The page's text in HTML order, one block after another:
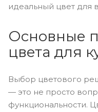
идеальный цвет для
Основные
цвета для
Выбор цветового
— это не просто
функциональности.